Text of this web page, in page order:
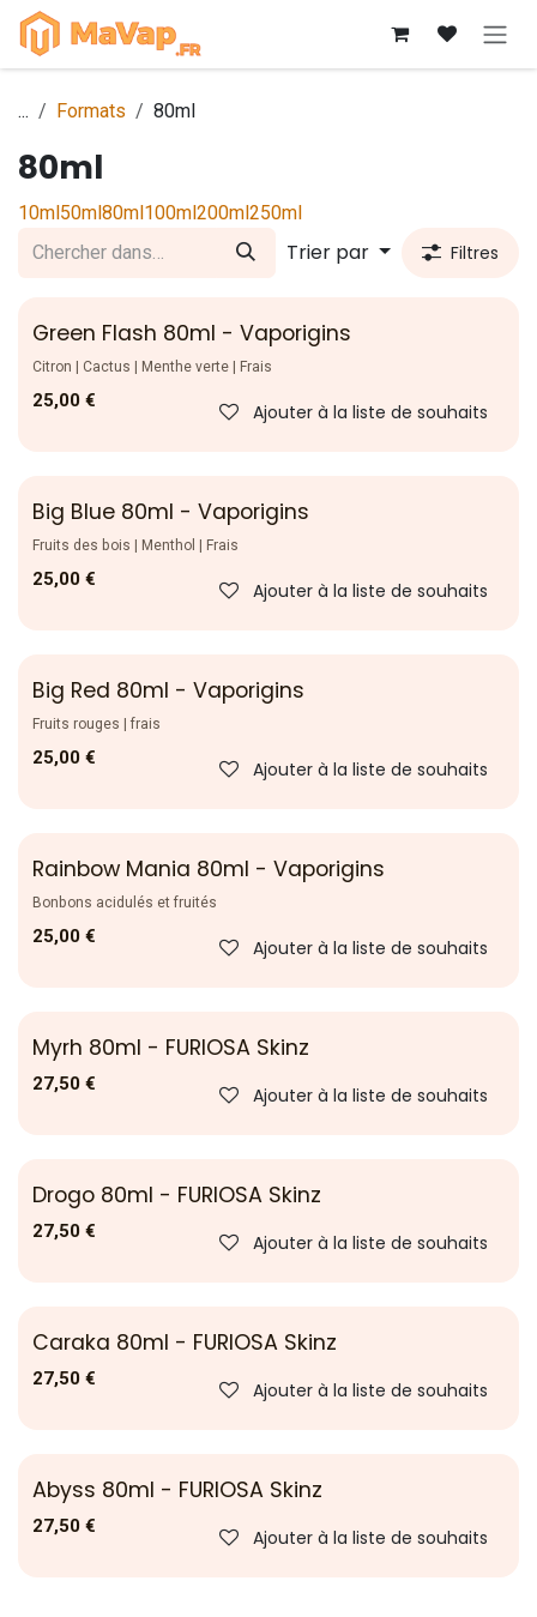
Se rendre au contenu
... Formats 80ml
80ml
10ml50ml80ml100ml200ml250ml
Trier par Filtres
Green Flash 80ml - Vaporigins
Citron | Cactus | Menthe verte | Frais
25,00 € Ajouter à la liste de souhaits
Big Blue 80ml - Vaporigins
Fruits des bois | Menthol | Frais
25,00 € Ajouter à la liste de souhaits
Big Red 80ml - Vaporigins
Fruits rouges | frais
25,00 € Ajouter à la liste de souhaits
Rainbow Mania 80ml - Vaporigins
Bonbons acidulés et fruités
25,00 € Ajouter à la liste de souhaits
Myrh 80ml - FURIOSA Skinz
27,50 € Ajouter à la liste de souhaits
Drogo 80ml - FURIOSA Skinz
27,50 € Ajouter à la liste de souhaits
Caraka 80ml - FURIOSA Skinz
27,50 € Ajouter à la liste de souhaits
Abyss 80ml - FURIOSA Skinz
27,50 € Ajouter à la liste de souhaits